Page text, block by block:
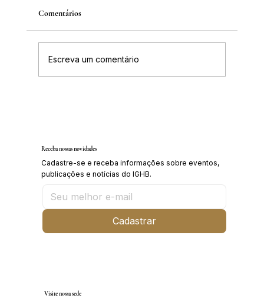
Comentários
Escreva um comentário
Receba nossas novidades
Cadastre-se e receba informações sobre eventos,
publicações e notícias do IGHB.
Cadastrar
Visite nossa sede